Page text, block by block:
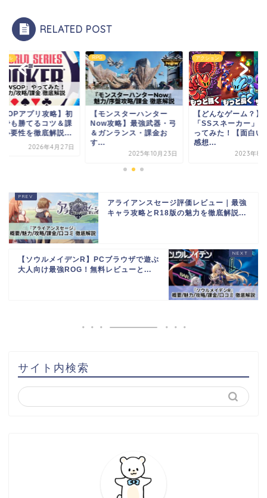
RELATED POST
アル
アプリ攻略】初
でも勝てるコツ＆課
必要性を徹底解説...
2026年4月27日
RPG
【モンスターハンター
Now攻略】最強武器・弓
＆ガンランス・課金お
す...
2025年10月23日
アクション
【どんなゲーム？】
「SSスネーカー」
ってみた！【面白い
感想...
2023年8
アライアンスセージ評価レビュー｜最強
キャラ攻略とR18版の魅力を徹底解説...
【ソウルメイデンR】PCブラウザで遊ぶ
大人向け最強ROG！無料レビューと...
サイト内検索